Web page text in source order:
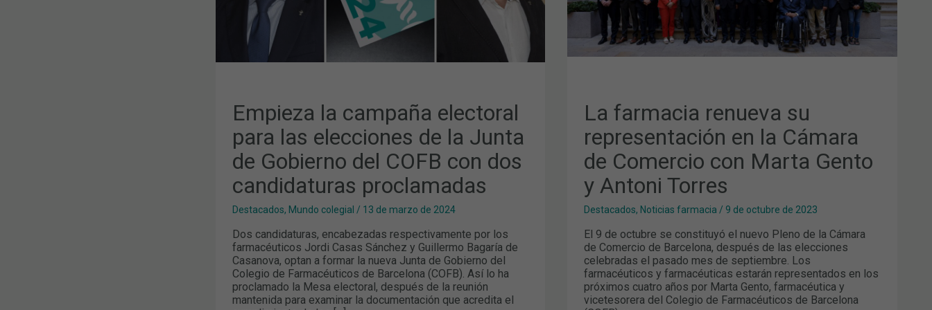
Empieza la campaña electoral
para las elecciones de la Junta
de Gobierno del COFB con dos
candidaturas proclamadas
Destacados, Mundo colegial / 13 de marzo de 2024
Dos candidaturas, encabezadas respectivamente por los
farmacéuticos Jordi Casas Sánchez y Guillermo Bagaría de
Casanova, optan a formar la nueva Junta de Gobierno del
Colegio de Farmacéuticos de Barcelona (COFB). Así lo ha
proclamado la Mesa electoral, después de la reunión
mantenida para examinar la documentación que acredita el
GOBIERNO
DEL
COFB
CON
CANDIDATURAS
La farmacia renueva su
representación en la Cámara
de Comercio con Marta Gento
y Antoni Torres
Destacados, Noticias farmacia / 9 de octubre de 2023
El 9 de octubre se constituyó el nuevo Pleno de la Cámara
de Comercio de Barcelona, después de las elecciones
celebradas el pasado mes de septiembre. Los
farmacéuticos y farmacéuticas estarán representados en los
próximos cuatro años por Marta Gento, farmacéutica y
vicetesorera del Colegio de Farmacéuticos de Barcelona
MARTA
GENTO
Y
ANTONI